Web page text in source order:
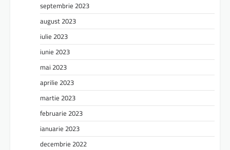
septembrie 2023
august 2023
iulie 2023
iunie 2023
mai 2023
aprilie 2023
martie 2023
februarie 2023
ianuarie 2023
decembrie 2022